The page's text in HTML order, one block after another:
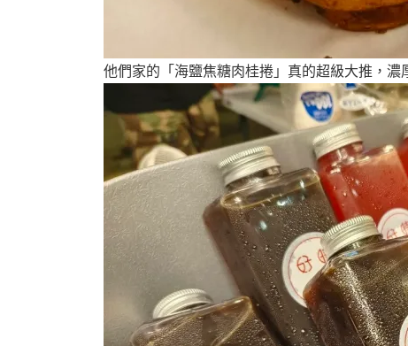
他們家的「海鹽焦糖肉桂捲」真的超級大推，